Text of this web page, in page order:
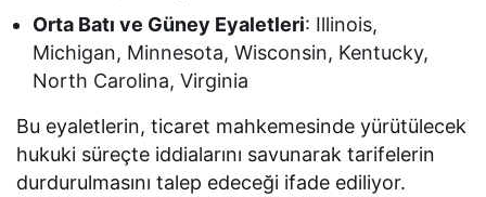
Orta Batı ve Güney Eyaletleri: Illinois,
Michigan, Minnesota, Wisconsin, Kentucky,
North Carolina, Virginia
Bu eyaletlerin, ticaret mahkemesinde yürütülecek
hukuki süreçte iddialarını savunarak tarifelerin
durdurulmasını talep edeceği ifade ediliyor.